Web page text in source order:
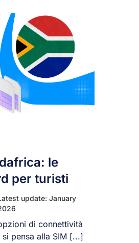
le
per turisti
update: January
di connettività
pensa alla SIM [...]